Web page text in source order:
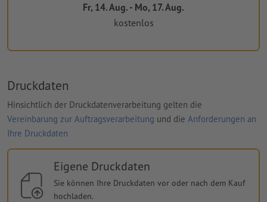
Fr, 14. Aug. - Mo, 17. Aug.
kostenlos
Druckdaten
Hinsichtlich der Druckdatenverarbeitung gelten die
Vereinbarung zur Auftragsverarbeitung und die Anforderungen an
Ihre Druckdaten
Eigene Druckdaten
Sie können Ihre Druckdaten vor oder nach dem Kauf
hochladen.